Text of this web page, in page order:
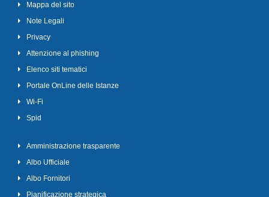
Mappa del sito
Note Legali
Privacy
Attenzione al phishing
Elenco siti tematici
Portale OnLine delle Istanze
Wi-Fi
Spid
Amministrazione trasparente
Albo Ufficiale
Albo Fornitori
Pianificazione strategica